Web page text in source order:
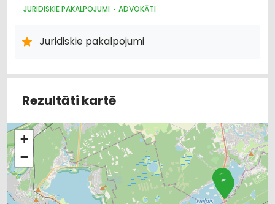
JURIDISKIE PAKALPOJUMI ADVOKĀTI
Juridiskie pakalpojumi
Rezultāti kartē
+
−